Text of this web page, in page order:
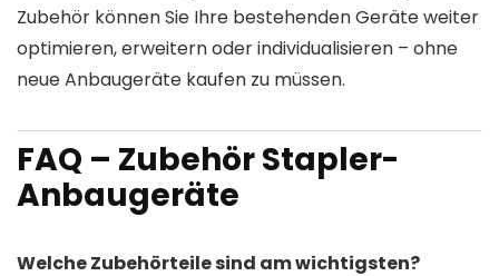
Zubehör können Sie Ihre bestehenden Geräte weiter
optimieren, erweitern oder individualisieren – ohne
neue Anbaugeräte kaufen zu müssen.
FAQ – Zubehör Stapler-
Anbaugeräte
Welche Zubehörteile sind am wichtigsten?